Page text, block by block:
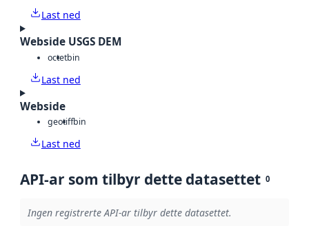
Last ned
Webside USGS DEM
octetbin
Last ned
Webside
geotiffbin
Last ned
API-ar som tilbyr dette datasettet 0
Ingen registrerte API-ar tilbyr dette datasettet.